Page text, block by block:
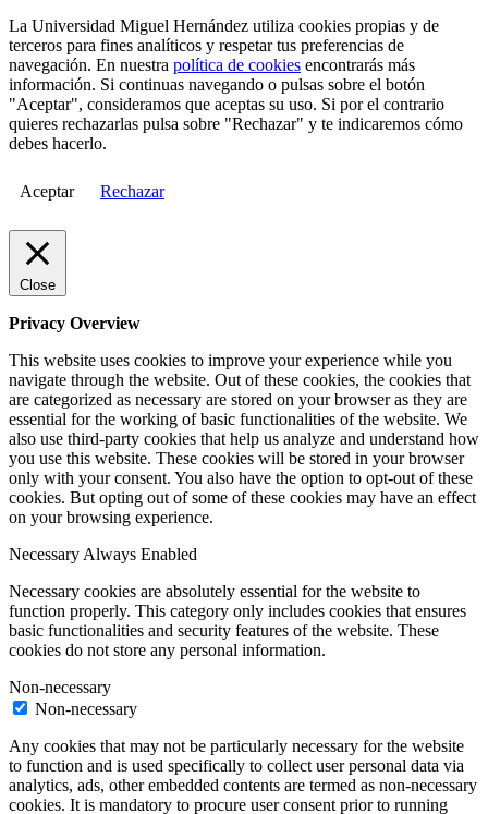
La Universidad Miguel Hernández utiliza cookies propias y de
terceros para fines analíticos y respetar tus preferencias de
navegación. En nuestra política de cookies encontrarás más
información. Si continuas navegando o pulsas sobre el botón
"Aceptar", consideramos que aceptas su uso. Si por el contrario
quieres rechazarlas pulsa sobre "Rechazar" y te indicaremos cómo
debes hacerlo.
Aceptar Rechazar
Close
Privacy Overview
This website uses cookies to improve your experience while you
navigate through the website. Out of these cookies, the cookies that
are categorized as necessary are stored on your browser as they are
essential for the working of basic functionalities of the website. We
also use third-party cookies that help us analyze and understand how
you use this website. These cookies will be stored in your browser
only with your consent. You also have the option to opt-out of these
cookies. But opting out of some of these cookies may have an effect
on your browsing experience.
Necessary Always Enabled
Necessary cookies are absolutely essential for the website to
function properly. This category only includes cookies that ensures
basic functionalities and security features of the website. These
cookies do not store any personal information.
Non-necessary
Non-necessary
Any cookies that may not be particularly necessary for the website
to function and is used specifically to collect user personal data via
analytics, ads, other embedded contents are termed as non-necessary
cookies. It is mandatory to procure user consent prior to running